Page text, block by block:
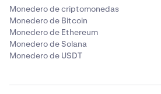
Monedero de criptomonedas
Monedero de Bitcoin
Monedero de Ethereum
Monedero de Solana
Monedero de USDT